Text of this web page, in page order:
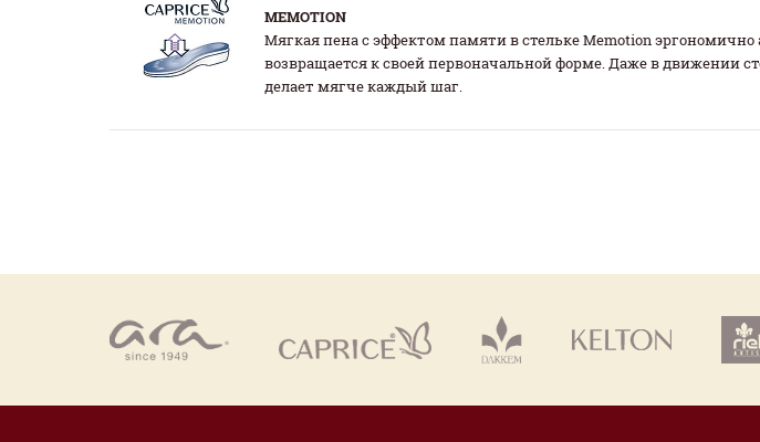
MEMOTION
Мягкая пена с эффектом памяти в стельке Memotion
возвращается к своей первоначальной форме. Даже в движении
делает мягче каждый шаг.